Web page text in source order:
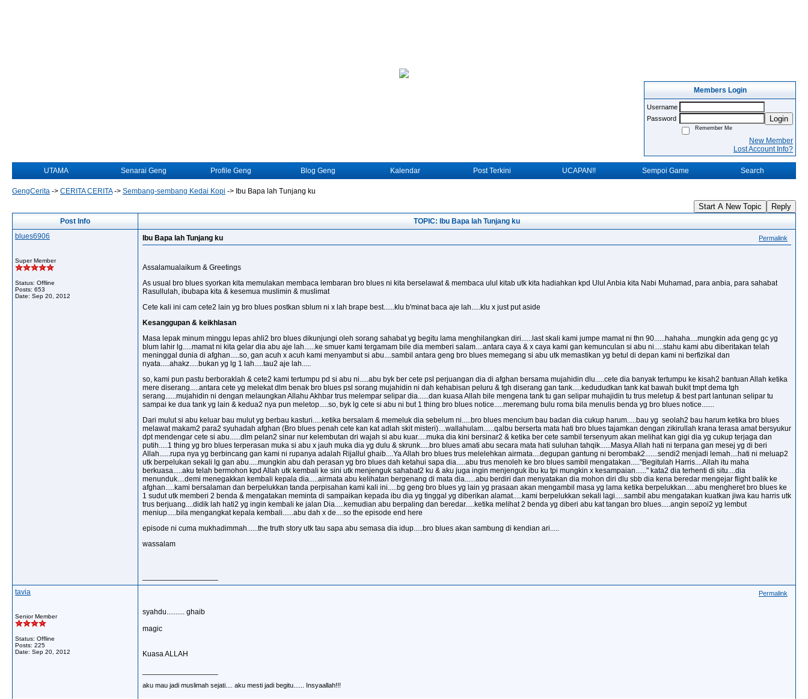
Members Login
Username
Password
Login
Remember Me
New Member
Lost Account Info?
UTAMA Senarai Geng Profile Geng Blog Geng Kalendar Post Terkini UCAPAN!! Sempoi Game Search
GengCerita -> CERITA CERITA-> Sembang-sembang Kedai Kopi -> Ibu Bapa lah Tunjang ku
Start A New Topic Reply
Post Info
TOPIC: Ibu Bapa lah Tunjang ku
blues6906
Super Member
Status: Offline
Posts: 653
Date: Sep 20, 2012
Ibu Bapa lah Tunjang ku Permalink
Assalamualaikum & Greetings
As usual bro blues syorkan kita memulakan membaca lembaran bro blues ni kita berselawat & membaca ulul kitab utk kita hadiahkan kpd Ulul Anbia kita Nabi Muhamad, para anbia, para sahabat
Rasullulah, ibubapa kita & kesemua muslimin & muslimat
Cete kali ini cam cete2 lain yg bro blues postkan sblum ni x lah brape best......klu b'minat baca aje lah.....klu x just put aside
Kesanggupan & keikhlasan
Masa lepak minum minggu lepas ahli2 bro blues dikunjungi oleh sorang sahabat yg begitu lama menghilangkan diri......last skali kami jumpe mamat ni thn 90......hahaha....mungkin ada geng gc yg
blum lahir lg.....mamat ni kita gelar dia abu aje lah......ke smuer kami tergamam bile dia memberi salam....antara caya & x caya kami gan kemunculan si abu ni.....stahu kami abu diberitakan telah
meninggal dunia di afghan.....so, gan acuh x acuh kami menyambut si abu....sambil antara geng bro blues memegang si abu utk memastikan yg betul di depan kami ni berfizikal dan
nyata.....ahakz.....bukan yg lg 1 lah.....tau2 aje lah.....
so, kami pun pastu berboraklah & cete2 kami tertumpu pd si abu ni.....abu byk ber cete psl perjuangan dia di afghan bersama mujahidin dlu.....cete dia banyak tertumpu ke kisah2 bantuan Allah ketika
mere diserang.....antara cete yg melekat dlm benak bro blues psl sorang mujahidin ni dah kehabisan peluru & tgh diserang gan tank.....kedududkan tank kat bawah bukit tmpt dema tgh
serang......mujahidin ni dengan melaungkan Allahu Akhbar trus melempar selipar dia......dan kuasa Allah bile mengena tank tu gan selipar muhajidin tu trus meletup & best part lantunan selipar tu
sampai ke dua tank yg lain & kedua2 nya pun meletop.....so, byk lg cete si abu ni but 1 thing bro blues notice.....meremang bulu roma bila menulis benda yg bro blues notice.......
Dari mulut si abu keluar bau mulut yg berbau kasturi.....ketika bersalam & memeluk dia sebelum ni.....bro blues mencium bau badan dia cukup harum.....bau yg seolah2 bau harum ketika bro blues
melawat makam2 para2 syuhadah afghan (Bro blues penah cete kan kat adlah skit misteri)....wallahulam......qalbu berserta mata hati bro blues tajamkan dengan zikirullah krana terasa amat bersyukur
dpt mendengar cete si abu......dlm pelan2 sinar nur kelembutan dri wajah si abu kuar.....muka dia kini bersinar2 & ketika ber cete sambil tersenyum akan melihat kan gigi dia yg cukup terjaga dan
putih.....1 thing yg bro blues terperasan muka si abu x jauh muka dia yg dulu & skrunk.....bro blues amati abu secara mata hati suluhan tahqik......Masya Allah hati ni terpana gan mesej yg di beri
Allah......rupa nya yg berbincang gan kami ni rupanya adalah Rijallul ghaib....Ya Allah bro blues trus melelehkan airmata....degupan gantung ni berombak2.......sendi2 menjadi lemah....hati ni meluap2
utk berpelukan sekali lg gan abu.....mungkin abu dah perasan yg bro blues dah ketahui sapa dia.....abu trus menoleh ke bro blues sambil mengatakan....."Begitulah Harris....Allah itu maha
berkuasa.....aku telah bermohon kpd Allah utk kembali ke sini utk menjenguk sahabat2 ku & aku juga ingin menjenguk ibu ku tpi mungkin x kesampaian......" kata2 dia terhenti di situ....dia
menunduk....demi menegakkan kembali kepala dia.....airmata abu kelihatan bergenang di mata dia......abu berdiri dan menyatakan dia mohon diri dlu sbb dia kena beredar mengejar flight balik ke
afghan.....kami bersalaman dan berpelukkan tanda perpisahan kami kali ini.....bg geng bro blues yg lain yg prasaan akan mengambil masa yg lama ketika berpelukkan.....abu mengheret bro blues ke
1 sudut utk memberi 2 benda & mengatakan meminta di sampaikan kepada ibu dia yg tinggal yg diberikan alamat.....kami berpelukkan sekali lagi.....sambil abu mengatakan kuatkan jiwa kau harris utk
trus berjuang....didik lah hati2 yg ingin kembali ke jalan Dia.....kemudian abu berpaling dan beredar.....ketika melihat 2 benda yg diberi abu kat tangan bro blues.....angin sepoi2 yg lembut
meniup.....bila mengangkat kepala kembali......abu dah x de....so the episode end here
episode ni cuma mukhadimmah......the truth story utk tau sapa abu semasa dia idup.....bro blues akan sambung di kendian ari.....
wassalam
tavia
Senior Member
Status: Offline
Posts: 225
Date: Sep 20, 2012
Permalink
syahdu.......... ghaib
magic
Kuasa ALLAH
aku mau jadi muslimah sejati.... aku mesti jadi begitu...... Insyaallah!!!